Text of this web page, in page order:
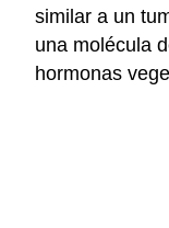
similar a un
una molécula
hormonas